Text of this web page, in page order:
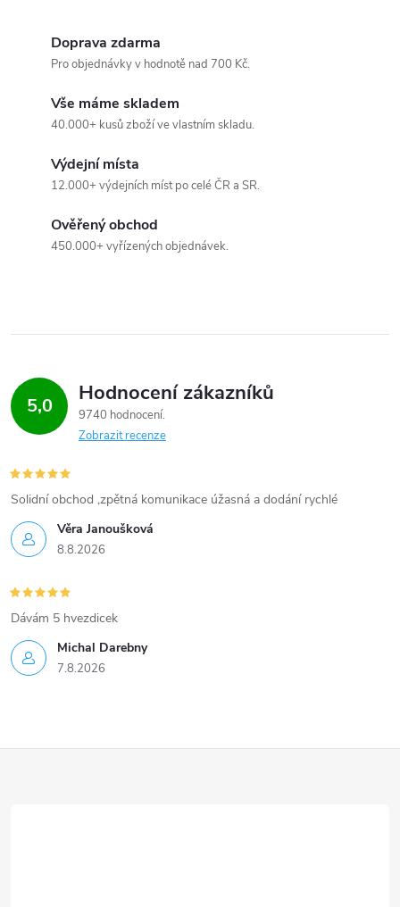
Doprava zdarma
Pro objednávky v hodnotě nad 700 Kč.
Vše máme skladem
40.000+ kusů zboží ve vlastním skladu.
Výdejní místa
12.000+ výdejních míst po celé ČR a SR.
Ověřený obchod
450.000+ vyřízených objednávek.
5,0 Hodnocení zákazníků
9740 hodnocení
Zobrazit recenze
Věra Janoušková
8.8.2026
Solidní obchod ,zpětná komunikace úžasná a dodání rychlé
Michal Darebny
7.8.2026
Dávám 5 hvezdicek